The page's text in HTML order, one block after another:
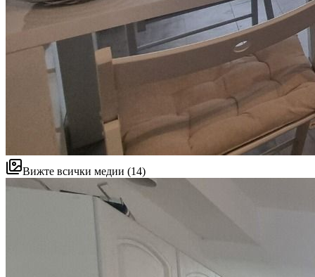
Вижте всички медии (14)